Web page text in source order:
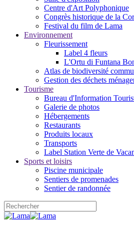
Centre d'Art Polyphonique
Congrès historique de la
Festival du film de Lama
Environnement
Fleurissement
Label 4 fleurs
L'Ortu di Funtana
Atlas de biodiversité
Gestion des déchets
Tourisme
Bureau d'Information
Galerie de photos
Hébergements
Restaurants
Produits locaux
Transports
Label Station Verte de
Sports et loisirs
Piscine municipale
Sentiers de promenades
Sentier de randonnée